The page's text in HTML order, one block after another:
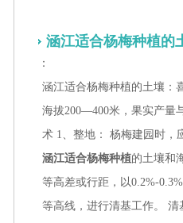
涵江适合杨梅种植的
：
涵江适合杨梅种植的土壤：
海拔200—400米，果实产量
术 1、整地： 杨梅建园时，
涵江适合杨梅种植的土壤和
等高差或行距，以0.2%-
等高线，进行清基工作。